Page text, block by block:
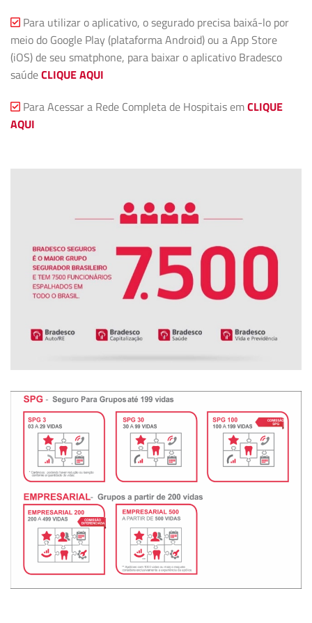
Para utilizar o aplicativo, o segurado precisa baixá-lo por
meio do Google Play (plataforma Android) ou a App Store
(iOS) de seu smatphone, para baixar o aplicativo Bradesco
saúdeCLIQUE AQUI
Para Acessar a Rede Completa de Hospitais emCLIQUE
AQUI